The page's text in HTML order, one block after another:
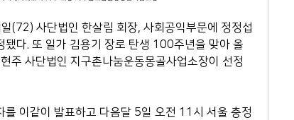
(72) 사단법인 한살림 회장, 사회공익부문에 정정섭
다. 또 일가 김용기 장로 탄생 100주년을 맞아 올
주 사단법인 지구촌나눔운동몽골사업소장이 선정
이같이 발표하고 다음달 5일 오전 11시 서울 충정